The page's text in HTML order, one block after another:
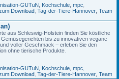
GUTuN Kochschule mpc
Download Tag-der-Tiere-Hannover Team
aus Schleswig-Holstein finden Sie köstliche
bis zu innovativen vegane
voller Geschmack – erleben Sie den
ohne tierische Produkte.
GUTuN Kochschule mpc
Download Tag-der-Tiere-Hannover Team